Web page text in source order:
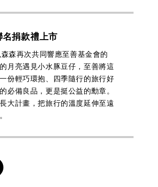
捐款禮上市
森再次共同響應至善基金會的
月亮遇見小水豚豆仔，至善將這
份輕巧環抱、四季隨行的旅行好
備良品，更是挺公益的勳章。
大計畫，把旅行的溫度延伸至遠